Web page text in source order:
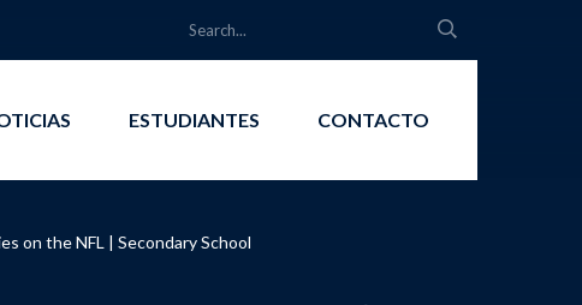
ESTUDIANTES CONTACTO
on the NFL | Secondary School